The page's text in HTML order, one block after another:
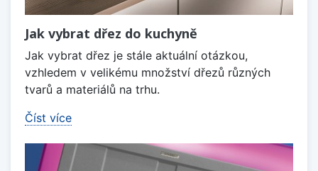
Jak vybrat dřez do kuchyně
Jak vybrat dřez je stále aktuální otázkou,
vzhledem v velikému množství dřezů různých
tvarů a materiálů na trhu.
Číst více